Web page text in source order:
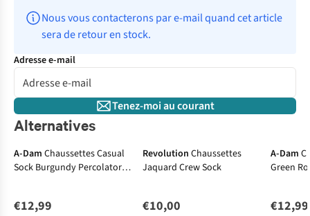
Nous vous contacterons par e-mail quand cet article
sera de retour en stock.
Adresse e-mail
Tenez-moi au courant
Alternatives
A-Dam Chaussettes Casual
Sock Burgundy Percolator
€12,99
Revolution Chaussettes
Jaquard Crew Sock
€10,00
A-Dam
Green
€12,99